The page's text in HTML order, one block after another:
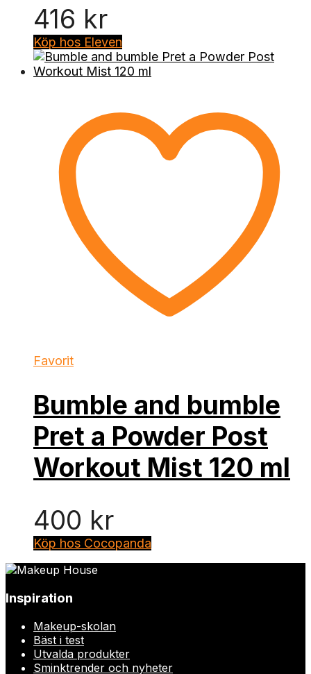
416 kr
Köp hos Eleven
Favorit
Bumble and bumble
Pret a Powder Post
Workout Mist 120 ml
400 kr
Köp hos Cocopanda
Inspiration
Makeup-skolan
Bäst i test
Utvalda produkter
Sminktrender och nyheter